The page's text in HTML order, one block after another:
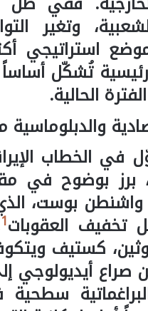
وتغير
استراتيجي
تُشكّل
الحالية.
في الخطاب
برز بوضوح في
بوست،
تخفيف العقوبات1
كستيف
صراع أيديولوجي